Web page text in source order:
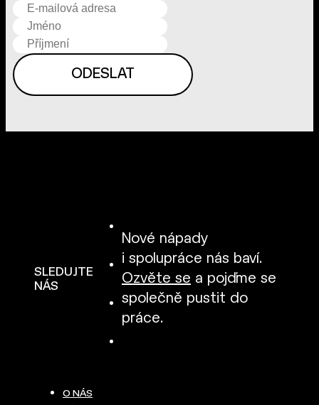
SLEDUJTE
NÁS
Nové nápady
i spolupráce nás baví.
Ozvěte se a pojďme se
společně pustit do
práce.
O NÁS